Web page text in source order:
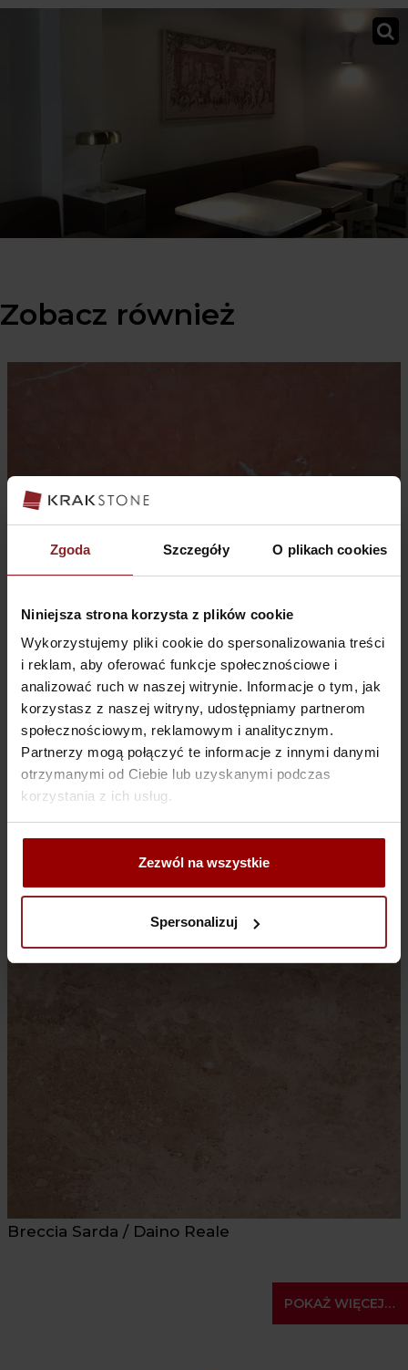
Zgoda Szczegóły O plikach cookies
Niniejsza strona korzysta z plików cookie
Wykorzystujemy pliki cookie do spersonalizowania treści
i reklam, aby oferować funkcje społecznościowe i
analizować ruch w naszej witrynie. Informacje o tym, jak
korzystasz z naszej witryny, udostępniamy partnerom
społecznościowym, reklamowym i analitycznym.
Partnerzy mogą połączyć te informacje z innymi danymi
otrzymanymi od Ciebie lub uzyskanymi podczas
korzystania z ich usług.
Zezwól na wszystkie
Spersonalizuj
Zobacz również
Rojo Alicante
Breccia Sarda / Daino Reale
POKAŻ WIĘCEJ…